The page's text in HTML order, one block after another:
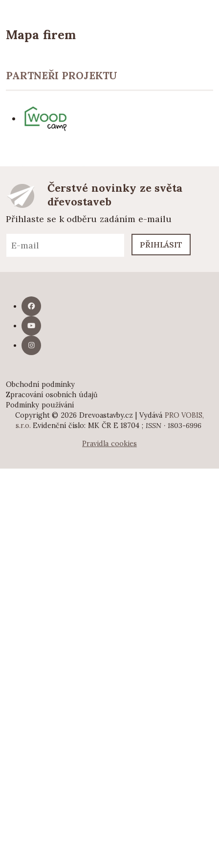
Mapa firem
PARTNEŘI PROJEKTU
Čerstvé novinky ze světa
dřevostaveb
Přihlaste se k odběru zadáním e-mailu
PŘIHLÁSIT
Obchodní podmínky
Zpracování osobních údajů
Podmínky používání
Copyright © 2026 Drevoastavby.cz | Vydává PRO VOBIS,
s.r.o. Evidenční číslo: MK ČR E 18704 ; ISSN · 1803-6996
Pravidla cookies